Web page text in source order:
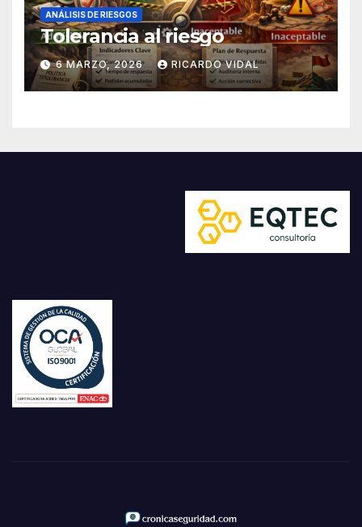
ANÁLISIS DE RIESGOS
Tolerancia al riesgo
6 MARZO, 2026 RICARDO VIDAL